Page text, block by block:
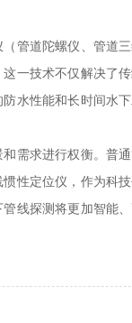
道陀螺仪、管道
一技术不仅解决了
水性能和长时间水
求进行权衡。普
性定位仪，作为科
线探测将更加智能